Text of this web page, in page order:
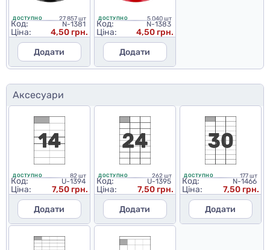
ДОСТУПНО 27 857 шт
Код: N-1381
Ціна:
4,50 грн.
Додати
ДОСТУПНО 5 040 шт
Код: N-1383
Ціна:
4,50 грн.
Додати
Аксесуари
ДОСТУПНО 82 шт
Код: U-1394
Ціна:
7,50 грн.
Додати
ДОСТУПНО 262 шт
Код: U-1395
Ціна:
7,50 грн.
Додати
ДОСТУПНО 177 шт
Код: N-1466
Ціна:
7,50 грн.
Додати